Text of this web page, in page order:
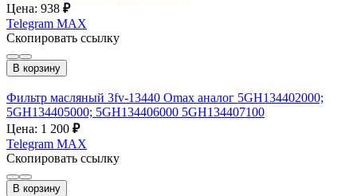
Цена: 938 ₽
Telegram MAX
Скопировать ссылку
В корзину
Фильтр масляный 3fv-13440 Omax аналог 5GH134402000;
5GH134405000; 5GH134406000 5GH134407100
Цена: 1 200 ₽
Telegram MAX
Скопировать ссылку
В корзину